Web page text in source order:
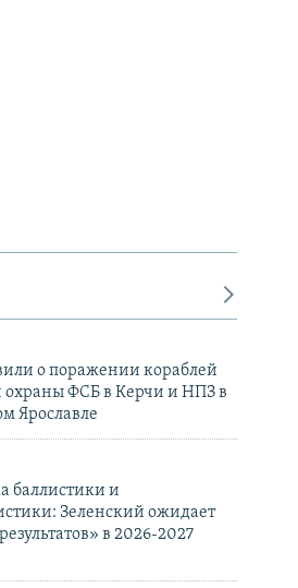
о поражении кораблей
охраны ФСБ в Керчи и НПЗ в
Ярославле
баллистики и
Зеленский ожидает
в 2026-2027